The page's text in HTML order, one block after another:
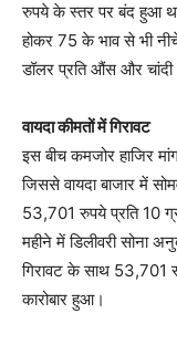
रुपये के स्तर पर बंद हुआ
होकर 75 के भाव से भी
डॉलर प्रति औंस और चांदी
वायदा कीमतों में गिरावट
इस बीच कमजोर हाजिर
जिससे वायदा बाजार में
53,701 रुपये प्रति 10
महीने में डिलीवरी सोना
गिरावट के साथ 53,701
कारोबार हुआ।